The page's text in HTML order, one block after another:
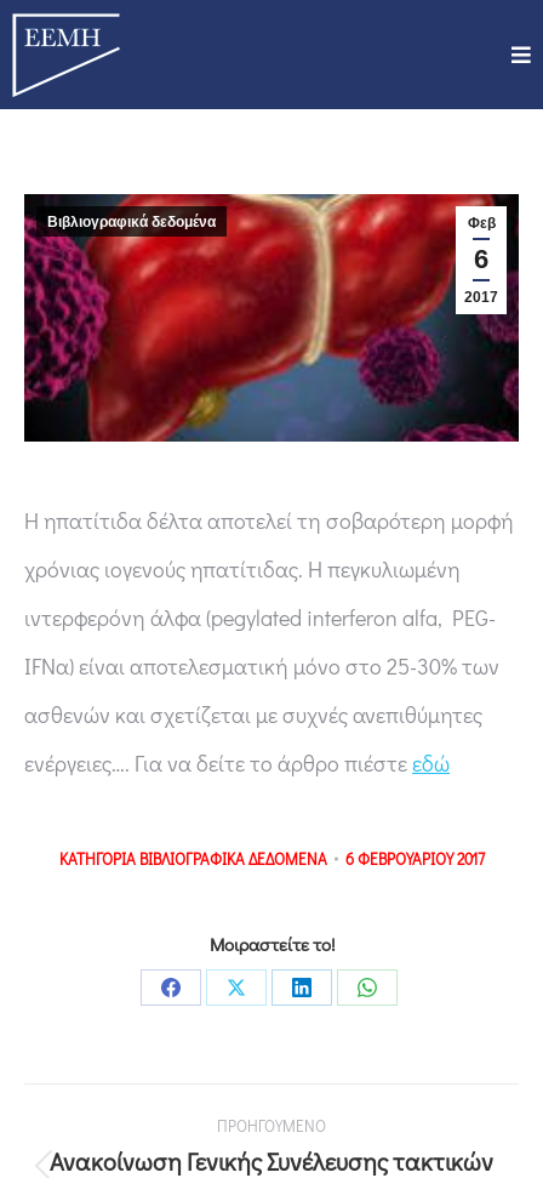
Φεβ
6
2017
Βιβλιογραφικά δεδομένα
Η ηπατίτιδα δέλτα αποτελεί τη σοβαρότερη μορφή
χρόνιας ιογενούς ηπατίτιδας. Η πεγκυλιωμένη
ιντερφερόνη άλφα (pegylated interferon alfa, PEG-
IFNα) είναι αποτελεσματική μόνο στο 25-30% των
ασθενών και σχετίζεται με συχνές ανεπιθύμητες
ενέργειες…. Για να δείτε το άρθρο πιέστεεδώ
ΚΑΤΗΓΟΡΙΑ ΒΙΒΛΙΟΓΡΑΦΙΚΑ ΔΕΔΟΜΕΝΑ 6 ΦΕΒΡΟΥΑΡΙΟΥ 2017
Μοιραστείτε το!
ΠΡΟΗΓΟΥΜΕΝΟ
Ανακοίνωση Γενικής Συνέλευσης τακτικών